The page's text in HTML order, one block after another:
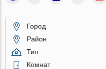
Город
Район
Тип
Комнат